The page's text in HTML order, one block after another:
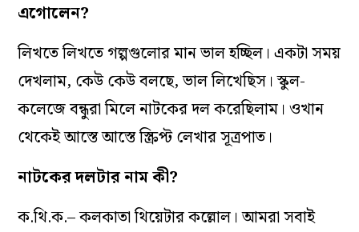
এগোলেন?
লিখতে লিখতে গল্পগুলোর মান ভাল হচ্ছিল। একটা সময়
দেখলাম, কেউ কেউ বলছে, ভাল লিখেছিস। স্কুল-
কলেজে বন্ধুরা মিলে নাটকের দল করেছিলাম। ওখান
থেকেই আস্তে আস্তে স্ক্রিপ্ট লেখার সূত্রপাত।
নাটকের দলটার নাম কী?
ক.থি.ক.– কলকাতা থিয়েটার কল্লোল। আমরা সবাই